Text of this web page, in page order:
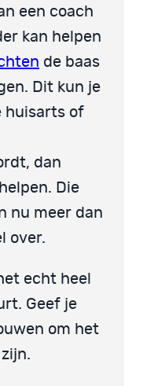
een coach
kan helpen
de baas
Dit kun je
huisarts of
dan
Die
nu meer dan
over.
echt heel
Geef je
om het